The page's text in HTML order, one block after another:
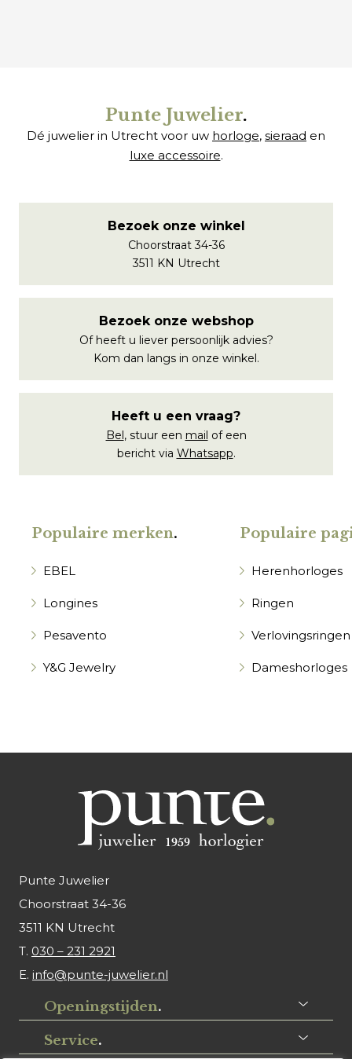
Punte Juwelier.
Dé juwelier in Utrecht voor uw horloge, sieraad en
luxe accessoire.
Bezoek onze winkel
Choorstraat 34-36
3511 KN Utrecht
Bezoek onze webshop
Of heeft u liever persoonlijk advies?
Kom dan langs in onze winkel.
Heeft u een vraag?
Bel, stuur een mail of een
bericht via Whatsapp.
Populaire merken.
EBEL
Longines
Pesavento
Y&G Jewelry
Populaire
Herenhorloges
Ringen
Verlovingsringen
Dameshorloges
Punte Juwelier
Choorstraat 34-36
3511 KN Utrecht
T. 030 – 231 2921
E. info@punte-juwelier.nl
Openingstijden.
Service.